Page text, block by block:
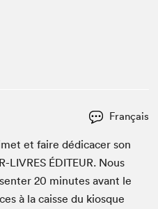
Français
et faire dédi­cac­er son
LIVRES ÉDI­TEUR. Nous
20 min­utes avant le
à la caisse du kiosque